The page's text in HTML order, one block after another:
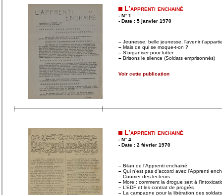
L’apprenti enchainé
- N° 1
- Date : 5 janvier 1970
– Jeunesse, belle jeunesse, l’avenir
– Mais de qui se moque-t-on ?
– S’organiser pour lutter
– Brisons le silence (Soldats emprisonnés)
Voir cette publication
L’apprenti enchainé
- N° 4
- Date : 2 février 1970
– Bilan de l’Apprenti enchainé
– Qui n’est pas d’accord avec l’Apprenti
– Courrier des lecteurs
– More : comment la drogue sert à
– L’EDF et les contrat de progrès
– La campagne pour la libération des